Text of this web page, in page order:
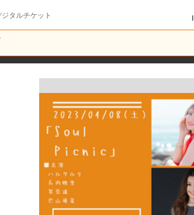
タルチケット